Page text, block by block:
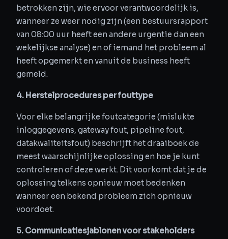
betrokken zijn, wie ervoor verantwoordelijk is,
wanneer ze weer nodig zijn (een bestuursrapport
van 08:00 uur heeft een andere urgentie dan een
wekelijkse analyse) en of iemand het probleem al
heeft opgemerkt en vanuit de business heeft
gemeld.
4. Herstelprocedures per fouttype
Voor elke belangrijke foutcategorie (mislukte
inloggegevens, gateway fout, pipeline fout,
datakwaliteitsfout) beschrijft het draaiboek de
meest waarschijnlijke oplossing en hoe je kunt
controleren of deze werkt. Dit voorkomt dat je de
oplossing telkens opnieuw moet bedenken
wanneer een bekend probleem zich opnieuw
voordoet.
5. Communicatiesjablonen voor stakeholders